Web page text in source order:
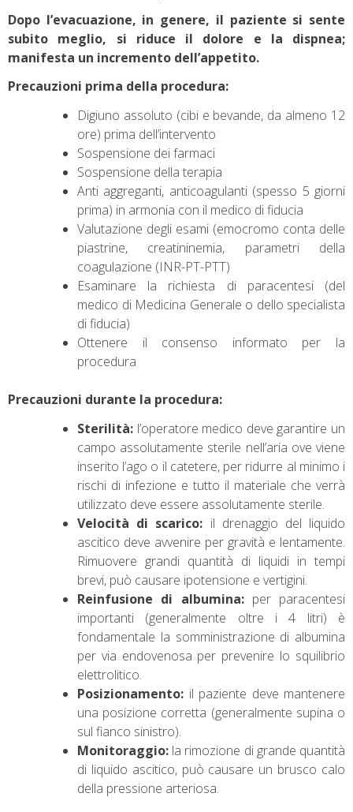
Dopo l’evacuazione, in genere, il paziente si sente
subito meglio, si riduce il dolore e la dispnea;
manifesta un incremento dell’appetito.
Precauzioni prima della procedura:
Digiuno assoluto (cibi e bevande, da almeno 12
ore) prima dell’intervento
Sospensione dei farmaci
Sospensione della terapia
Anti aggreganti, anticoagulanti (spesso 5 giorni
prima) in armonia con il medico di fiducia
Valutazione degli esami (emocromo conta delle
piastrine, creatininemia, parametri della
coagulazione (INR-PT-PTT)
Esaminare la richiesta di paracentesi (del
medico di Medicina Generale o dello specialista
di fiducia)
Ottenere il consenso informato per la
procedura
Precauzioni durante la procedura:
Sterilità: l’operatore medico deve garantire un
campo assolutamente sterile nell’aria ove viene
inserito l’ago o il catetere, per ridurre al minimo i
rischi di infezione e tutto il materiale che verrà
utilizzato deve essere assolutamente sterile.
Velocità di scarico: il drenaggio del liquido
ascitico deve avvenire per gravità e lentamente.
Rimuovere grandi quantità di liquidi in tempi
brevi, può causare ipotensione e vertigini.
Reinfusione di albumina:per paracentesi
importanti (generalmente oltre i 4 litri) è
fondamentale la somministrazione di albumina
per via endovenosa per prevenire lo squilibrio
elettrolitico.
Posizionamento: il paziente deve mantenere
una posizione corretta (generalmente supina o
sul fianco sinistro).
Monitoraggio: la rimozione di grande quantità
di liquido ascitico, può causare un brusco calo
della pressione arteriosa.